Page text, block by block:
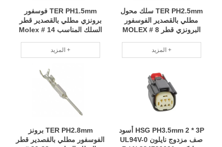
TER PH1.5mm فوسفور
برونزي مطلي بالقصدير قطر
السلك المناسب 14 # Molex
المزيد +
TER PH2.5mm سلك محول
مطلي بالقصدير الفوسفور
البرونزي قطر 8 # MOLEX
المزيد +
TER PH2.8mm برونز
الفوسفور مطلي بالقصدير قطر
HSG PH3.5mm 2 * 3P أسود
صف مزدوج نايلون UL94V-0